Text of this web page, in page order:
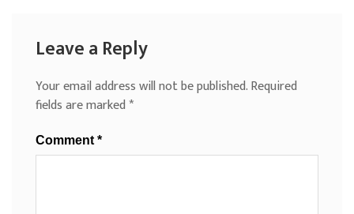
Leave a Reply
Your email address will not be published.Required
fields are marked*
Comment *